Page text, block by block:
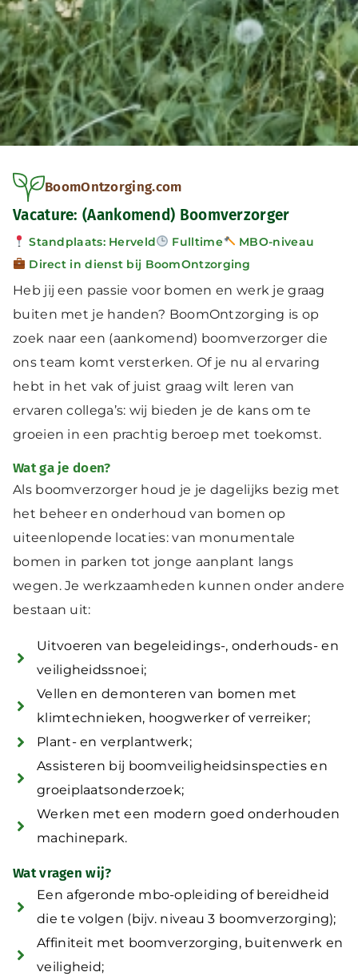
BoomOntzorging.com
Vacature: (Aankomend) Boomverzorger
Standplaats: Herveld Fulltime
MBO-niveau
Direct in dienst bij BoomOntzorging
Heb jij een passie voor bomen en werk je graag
buiten met je handen? BoomOntzorging is op
zoek naar een (aankomend) boomverzorger die
ons team komt versterken. Of je nu al ervaring
hebt in het vak of juist graag wilt leren van
ervaren collega’s: wij bieden je de kans om te
groeien in een prachtig beroep met toekomst.
Wat ga je doen?
Als boomverzorger houd je je dagelijks bezig met
het beheer en onderhoud van bomen op
uiteenlopende locaties: van monumentale
bomen in parken tot jonge aanplant langs
wegen. Je werkzaamheden kunnen onder andere
bestaan uit:
Uitvoeren van begeleidings-, onderhouds- en
veiligheidssnoei;
Vellen en demonteren van bomen met
klimtechnieken, hoogwerker of verreiker;
Plant- en verplantwerk;
Assisteren bij boomveiligheidsinspecties en
groeiplaatsonderzoek;
Werken met een modern goed onderhouden
machinepark.
Wat vragen wij?
Een afgeronde mbo-opleiding of bereidheid
die te volgen (bijv. niveau 3 boomverzorging);
Affiniteit met boomverzorging, buitenwerk en
veiligheid;